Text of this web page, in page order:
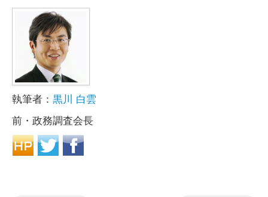
執筆者： 黒川 白雲
前・政務調査会長